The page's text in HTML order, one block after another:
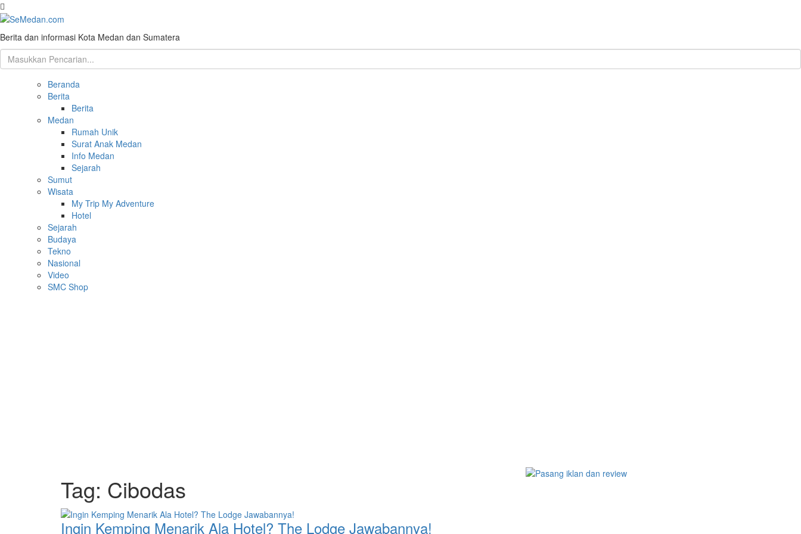
Berita dan informasi Kota Medan dan Sumatera
Beranda
Berita
Berita
Medan
Rumah Unik
Surat Anak Medan
Info Medan
Sejarah
Sumut
Wisata
My Trip My Adventure
Hotel
Sejarah
Budaya
Tekno
Nasional
Video
SMC Shop
Tag: Cibodas
Ingin Kemping Menarik Ala Hotel? The Lodge Jawabannya!